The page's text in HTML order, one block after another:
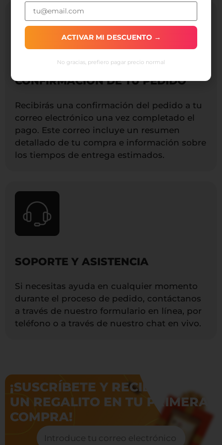
CONFIRMACIÓN DE TU PEDIDO
Recibirás una confirmación del pedido a tu
correo electrónico una vez completado el
pago. Este correo incluye un resumen
detallado de tu compra e información sobre
los tiempos de entrega estimados.
SOPORTE Y ASISTENCIA
Si necesitas ayuda en cualquier momento
durante el proceso de pedido, contáctanos
a través de nuestro formulario en línea, por
teléfono o a través de nuestro chat en vivo.
¡SUSCRÍBETE Y RECIBE
UN REGALITO EN TU PRIMERA
COMPRA!
ACTIVAR MI DESCUENTO →
No gracias, prefiero pagar precio normal